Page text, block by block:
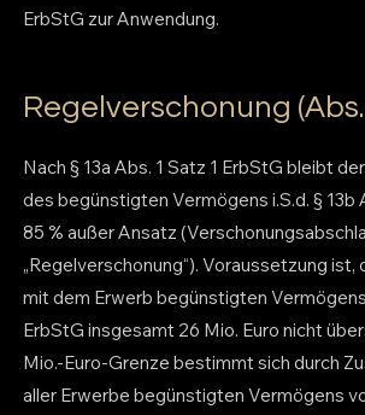
ErbStG zur Anwendung.
Regelverschonung (Abs.
Nach § 13a Abs. 1 Satz 1 ErbStG bleibt
des begünstigten Vermögens i.S.d. § 13b
85 % außer Ansatz
„Regelverschonung“). Voraussetzung ist,
mit dem Erwerb begünstigten Vermögens
ErbStG insgesamt 26 Mio. Euro nicht
Mio.-Euro-Grenze bestimmt sich durch
aller Erwerbe begünstigten Vermögens